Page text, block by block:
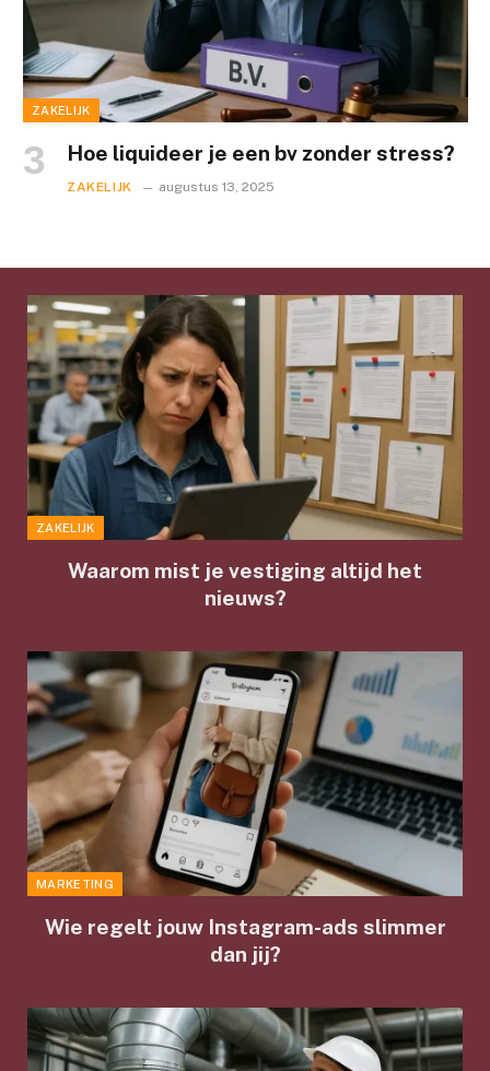
ZAKELIJK
Hoe liquideer je een bv zonder stress?
ZAKELIJK augustus 13, 2025
ZAKELIJK
Waarom mist je vestiging altijd het
nieuws?
MARKETING
Wie regelt jouw Instagram-ads slimmer
dan jij?